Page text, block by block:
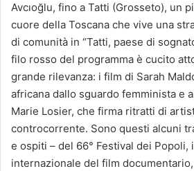
Avcıoğlu, fino a Tatti (Grosseto), un
cuore della Toscana che vive una
di comunità in “Tatti, paese di
filo rosso del programma è cucito
grande rilevanza: i film di Sarah
africana dallo sguardo femminista e
Marie Losier, che firma ritratti di
controcorrente. Sono questi alcuni
e ospiti – del 66° Festival dei Popoli,
internazionale del film